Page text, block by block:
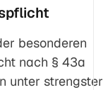
besonderen
nach § 43a
unter strengster